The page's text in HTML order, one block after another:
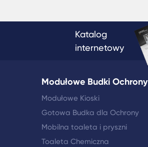
Katalog
internetowy
Modułowe Budki Ochrony
Modułowe Kioski
Gotowa Budka dla Ochrony
Mobilna toaleta i pryszni
Toaleta Chemiczna